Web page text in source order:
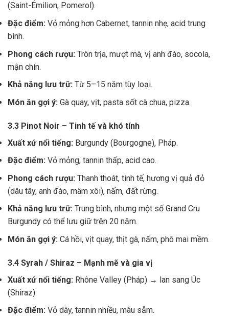
(Saint-Émilion, Pomerol).
Đặc điểm: Vỏ mỏng hơn Cabernet, tannin nhẹ, acid trung
bình.
Phong cách rượu: Tròn trịa, mượt mà, vị anh đào, socola,
mận chín.
Khả năng lưu trữ: Từ 5–15 năm tùy loại.
Món ăn gợi ý: Gà quay, vịt, pasta sốt cà chua, pizza.
3.3 Pinot Noir – Tinh tế và khó tính
Xuất xứ nổi tiếng: Burgundy (Bourgogne), Pháp.
Đặc điểm: Vỏ mỏng, tannin thấp, acid cao.
Phong cách rượu: Thanh thoát, tinh tế, hương vị quả đỏ
(dâu tây, anh đào, mâm xôi), nấm, đất rừng.
Khả năng lưu trữ: Trung bình, nhưng một số Grand Cru
Burgundy có thể lưu giữ trên 20 năm.
Món ăn gợi ý: Cá hồi, vịt quay, thịt gà, nấm, phô mai mềm.
3.4 Syrah / Shiraz – Mạnh mẽ và gia vị
Xuất xứ nổi tiếng: Rhône Valley (Pháp) → lan sang Úc
(Shiraz).
Đặc điểm: Vỏ dày, tannin nhiều, màu sẫm.